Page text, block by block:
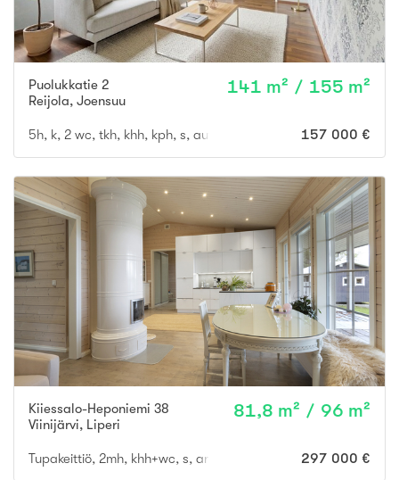
Puolukkatie 2
Reijola, Joensuu
141 m² / 155 m²
5h, k, 2 wc, tkh, khh, kph, s, autokatos kahdelle autolle
157 000 €
Kiiessalo-Heponiemi 38
Viinijärvi, Liperi
81,8 m² / 96 m²
Tupakeittiö, 2mh, khh+wc, s, arkieteinen/tekn. tila,297 000 €